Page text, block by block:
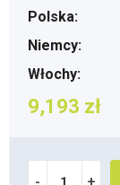
Polska:
Niemcy:
Włochy:
9,193 zł